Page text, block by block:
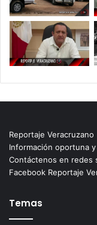
Reportaje Veracruzano
Información oportuna
Contáctenos en redes
Facebook Reportaje
Temas